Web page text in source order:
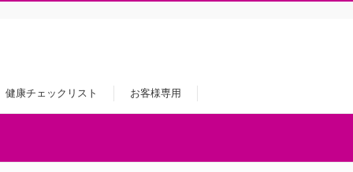
健康チェックリスト お客様専用